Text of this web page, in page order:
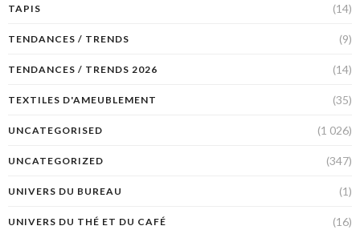
TAPIS (14)
TENDANCES / TRENDS (9)
TENDANCES / TRENDS 2026 (14)
TEXTILES D'AMEUBLEMENT (35)
UNCATEGORISED (1 026)
UNCATEGORIZED (347)
UNIVERS DU BUREAU (1)
UNIVERS DU THÉ ET DU CAFÉ (16)